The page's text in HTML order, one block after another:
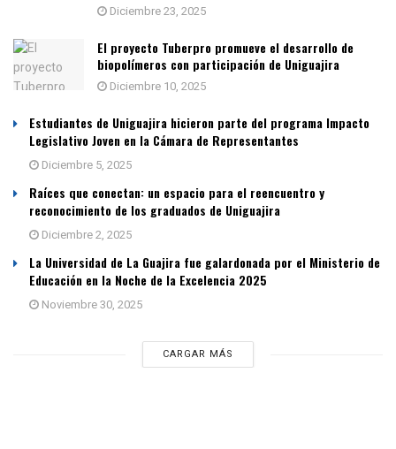
Diciembre 23, 2025
El proyecto Tuberpro promueve el desarrollo de
biopolímeros con participación de Uniguajira
Diciembre 10, 2025
Estudiantes de Uniguajira hicieron parte del programa Impacto
Legislativo Joven en la Cámara de Representantes
Diciembre 5, 2025
Raíces que conectan: un espacio para el reencuentro y
reconocimiento de los graduados de Uniguajira
Diciembre 2, 2025
La Universidad de La Guajira fue galardonada por el Ministerio de
Educación en la Noche de la Excelencia 2025
Noviembre 30, 2025
CARGAR MÁS